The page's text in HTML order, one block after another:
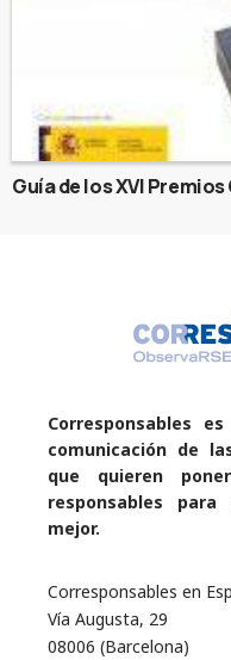
Guía de los XVI
Corresponsables
comunicación de
que quieren
responsables
mejor.
Corresponsables en
Vía Augusta, 29
08006 (Barcelona)